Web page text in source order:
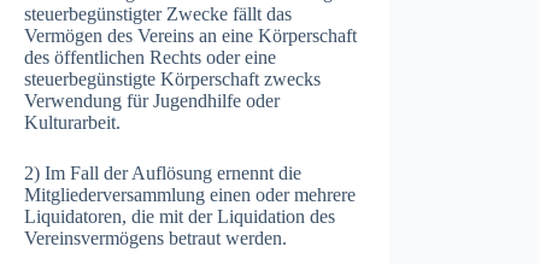
steuerbegünstigter Zwecke fällt das
Vermögen des Vereins an eine Körperschaft
des öffentlichen Rechts oder eine
steuerbegünstigte Körperschaft zwecks
Verwendung für Jugendhilfe oder
Kulturarbeit.
2) Im Fall der Auflösung ernennt die
Mitgliederversammlung einen oder mehrere
Liquidatoren, die mit der Liquidation des
Vereinsvermögens betraut werden.